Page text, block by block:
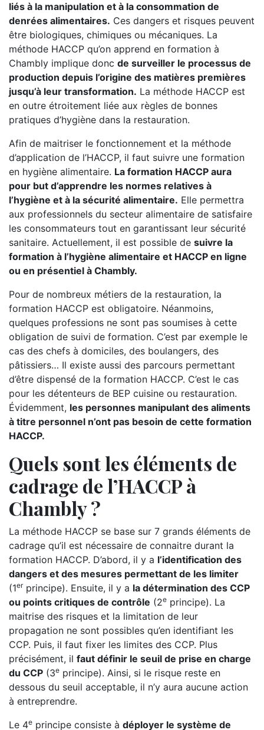
liés à la manipulation et à la consommation de
denrées alimentaires. Ces dangers et risques peuvent
être biologiques, chimiques ou mécaniques. La
méthode HACCP qu’on apprend en formation à
Chambly implique donc de surveiller le processus de
production depuis l’origine des matières premières
jusqu’à leur transformation. La méthode HACCP est
en outre étroitement liée aux règles de bonnes
pratiques d’hygiène dans la restauration.
Afin de maitriser le fonctionnement et la méthode
d’application de l’HACCP, il faut suivre une formation
en hygiène alimentaire. La formation HACCP aura
pour but d’apprendre les normes relatives à
l’hygiène et à la sécurité alimentaire. Elle permettra
aux professionnels du secteur alimentaire de satisfaire
les consommateurs tout en garantissant leur sécurité
sanitaire. Actuellement, il est possible de suivre la
formation à l’hygiène alimentaire et HACCP en ligne
ou en présentiel à Chambly.
Pour de nombreux métiers de la restauration, la
formation HACCP est obligatoire. Néanmoins,
quelques professions ne sont pas soumises à cette
obligation de suivi de formation. C’est par exemple le
cas des chefs à domiciles, des boulangers, des
pâtissiers… Il existe aussi des parcours permettant
d’être dispensé de la formation HACCP. C’est le cas
pour les détenteurs de BEP cuisine ou restauration.
Évidemment, les personnes manipulant des aliments
à titre personnel n’ont pas besoin de cette formation
HACCP.
Quels sont les éléments de
cadrage de l’HACCP à
Chambly ?
La méthode HACCP se base sur 7 grands éléments de
cadrage qu’il est nécessaire de connaitre durant la
formation HACCP. D’abord, il y a l’identification des
dangers et des mesures permettant de les limiter
(1erprincipe). Ensuite, il y a la détermination des CCP
ou points critiques de contrôle (2e principe). La
maitrise des risques et la limitation de leur
propagation ne sont possibles qu’en identifiant les
CCP. Puis, il faut fixer les limites des CCP. Plus
précisément, il faut définir le seuil de prise en charge
du CCP (3e principe). Ainsi, si le risque reste en
dessous du seuil acceptable, il n’y aura aucune action
à entreprendre.
Le 4e principe consiste à déployer le système de